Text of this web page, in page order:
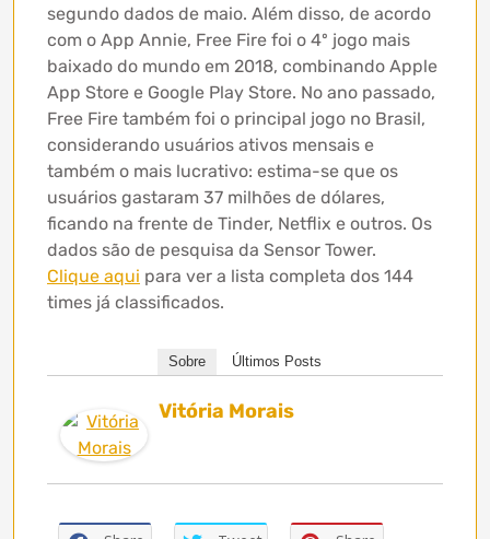
segundo dados de maio. Além disso, de acordo
com o App Annie, Free Fire foi o 4º jogo mais
baixado do mundo em 2018, combinando Apple
App Store e Google Play Store. No ano passado,
Free Fire também foi o principal jogo no Brasil,
considerando usuários ativos mensais e
também o mais lucrativo: estima-se que os
usuários gastaram 37 milhões de dólares,
ficando na frente de Tinder, Netflix e outros. Os
dados são de pesquisa da Sensor Tower.
Clique aqui para ver a lista completa dos 144
times já classificados.
Sobre Últimos Posts
Vitória Morais